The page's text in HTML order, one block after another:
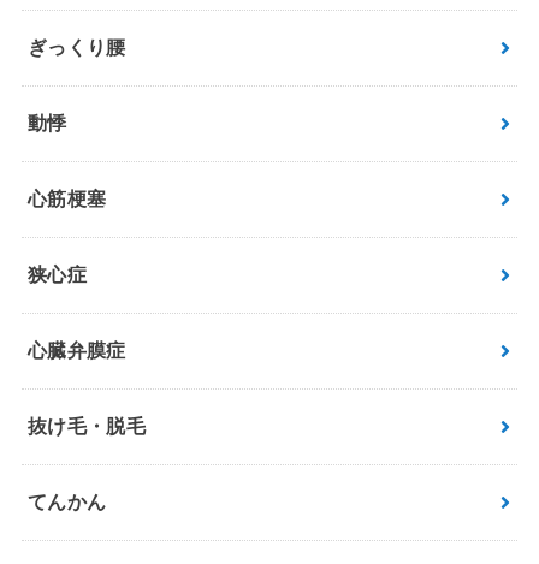
ぎっくり腰
動悸
心筋梗塞
狭心症
心臓弁膜症
抜け毛・脱毛
てんかん